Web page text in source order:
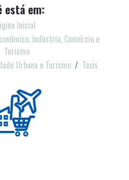
está em:
Inicial
Indústria, Comércio e
Turismo
Urbana e Turismo Taxis